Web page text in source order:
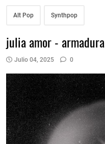
Alt Pop Synthpop
julia amor - armadura
Julio 04, 2025 0